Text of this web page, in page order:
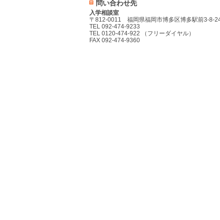
問い合わせ先
入学相談室
〒812-0011 福岡県福岡市博多区博多駅前3-8-
TEL 092-474-9233
TEL 0120-474-922 （フリーダイヤル）
FAX 092-474-9360